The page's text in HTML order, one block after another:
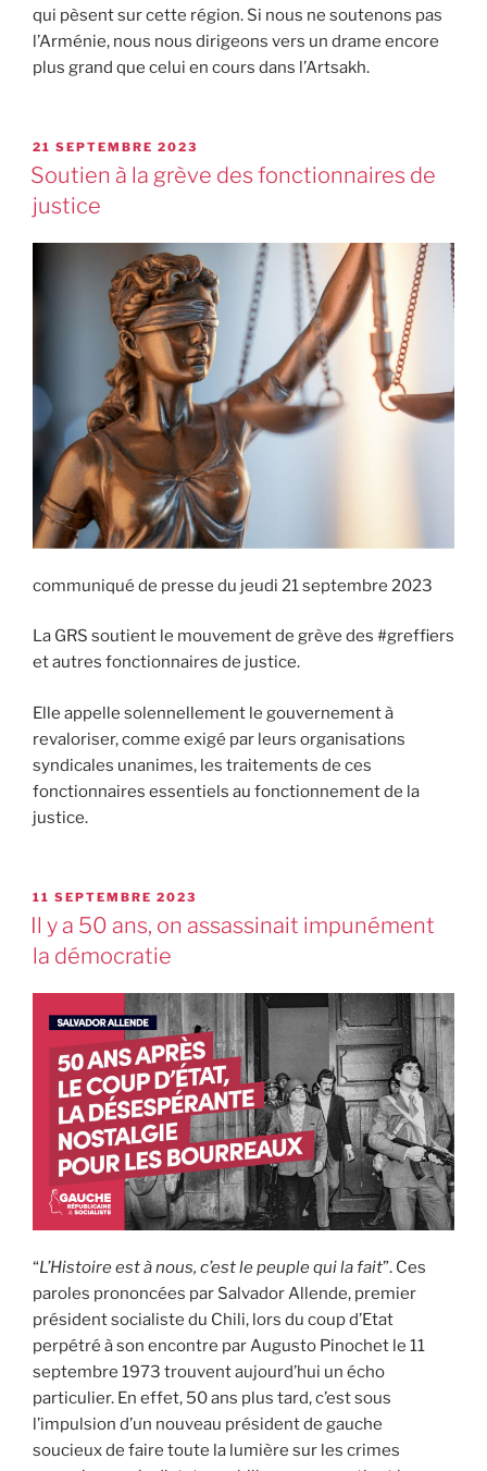
qui pèsent sur cette région. Si nous ne soutenons pas
l’Arménie, nous nous dirigeons vers un drame encore
plus grand que celui en cours dans l’Artsakh.
21 SEPTEMBRE 2023
Soutien à la grève des fonctionnaires de
justice
communiqué de presse du jeudi 21 septembre 2023
La GRS soutient le mouvement de grève des #greffiers
et autres fonctionnaires de justice.
Elle appelle solennellement le gouvernement à
revaloriser, comme exigé par leurs organisations
syndicales unanimes, les traitements de ces
fonctionnaires essentiels au fonctionnement de la
justice.
11 SEPTEMBRE 2023
Il y a 50 ans, on assassinait impunément
la démocratie
“L’Histoire est à nous, c’est le peuple qui la fait”. Ces
paroles prononcées par Salvador Allende, premier
président socialiste du Chili, lors du coup d’Etat
perpétré à son encontre par Augusto Pinochet le 11
septembre 1973 trouvent aujourd’hui un écho
particulier. En effet, 50 ans plus tard, c’est sous
l’impulsion d’un nouveau président de gauche
soucieux de faire toute la lumière sur les crimes